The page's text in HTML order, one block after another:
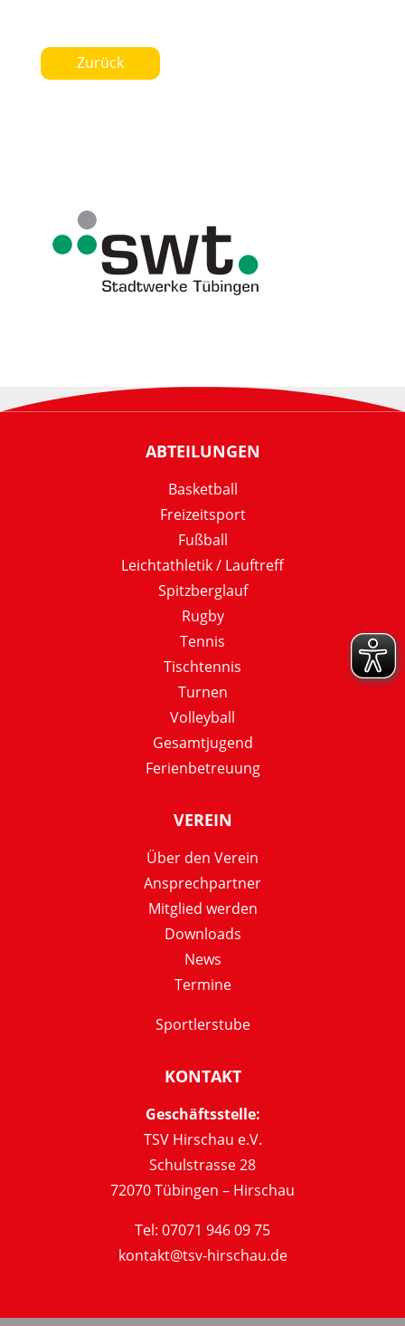
Zurück
ABTEILUNGEN
Basketball
Freizeitsport
Fußball
Leichtathletik / Lauftreff
Spitzberglauf
Rugby
Tennis
Tischtennis
Turnen
Volleyball
Gesamtjugend
Ferienbetreuung
VEREIN
Über den Verein
Ansprechpartner
Mitglied werden
Downloads
News
Termine
Sportlerstube
KONTAKT
Geschäftsstelle:
TSV Hirschau e.V.
Schulstrasse 28
72070 Tübingen – Hirschau
Tel: 07071 946 09 75
kontakt@tsv-hirschau.de